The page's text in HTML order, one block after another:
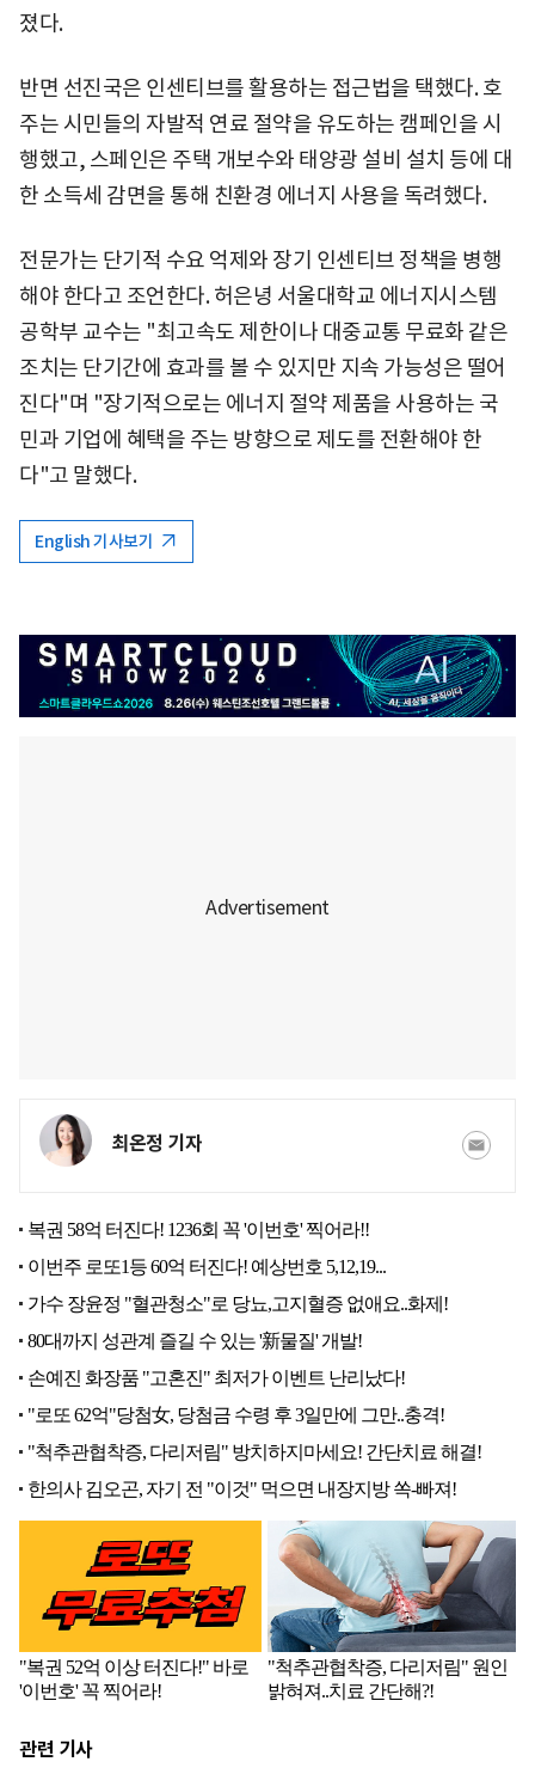
졌다.
반면 선진국은 인센티브를 활용하는 접근법을 택했다. 호
주는 시민들의 자발적 연료 절약을 유도하는 캠페인을 시
행했고, 스페인은 주택 개보수와 태양광 설비 설치 등에 대
한 소득세 감면을 통해 친환경 에너지 사용을 독려했다.
전문가는 단기적 수요 억제와 장기 인센티브 정책을 병행
해야 한다고 조언한다. 허은녕 서울대학교 에너지시스템
공학부 교수는 "최고속도 제한이나 대중교통 무료화 같은
조치는 단기간에 효과를 볼 수 있지만 지속 가능성은 떨어
진다"며 "장기적으로는 에너지 절약 제품을 사용하는 국
민과 기업에 혜택을 주는 방향으로 제도를 전환해야 한
다"고 말했다.
English 기사보기
최온정 기자
관련 기사